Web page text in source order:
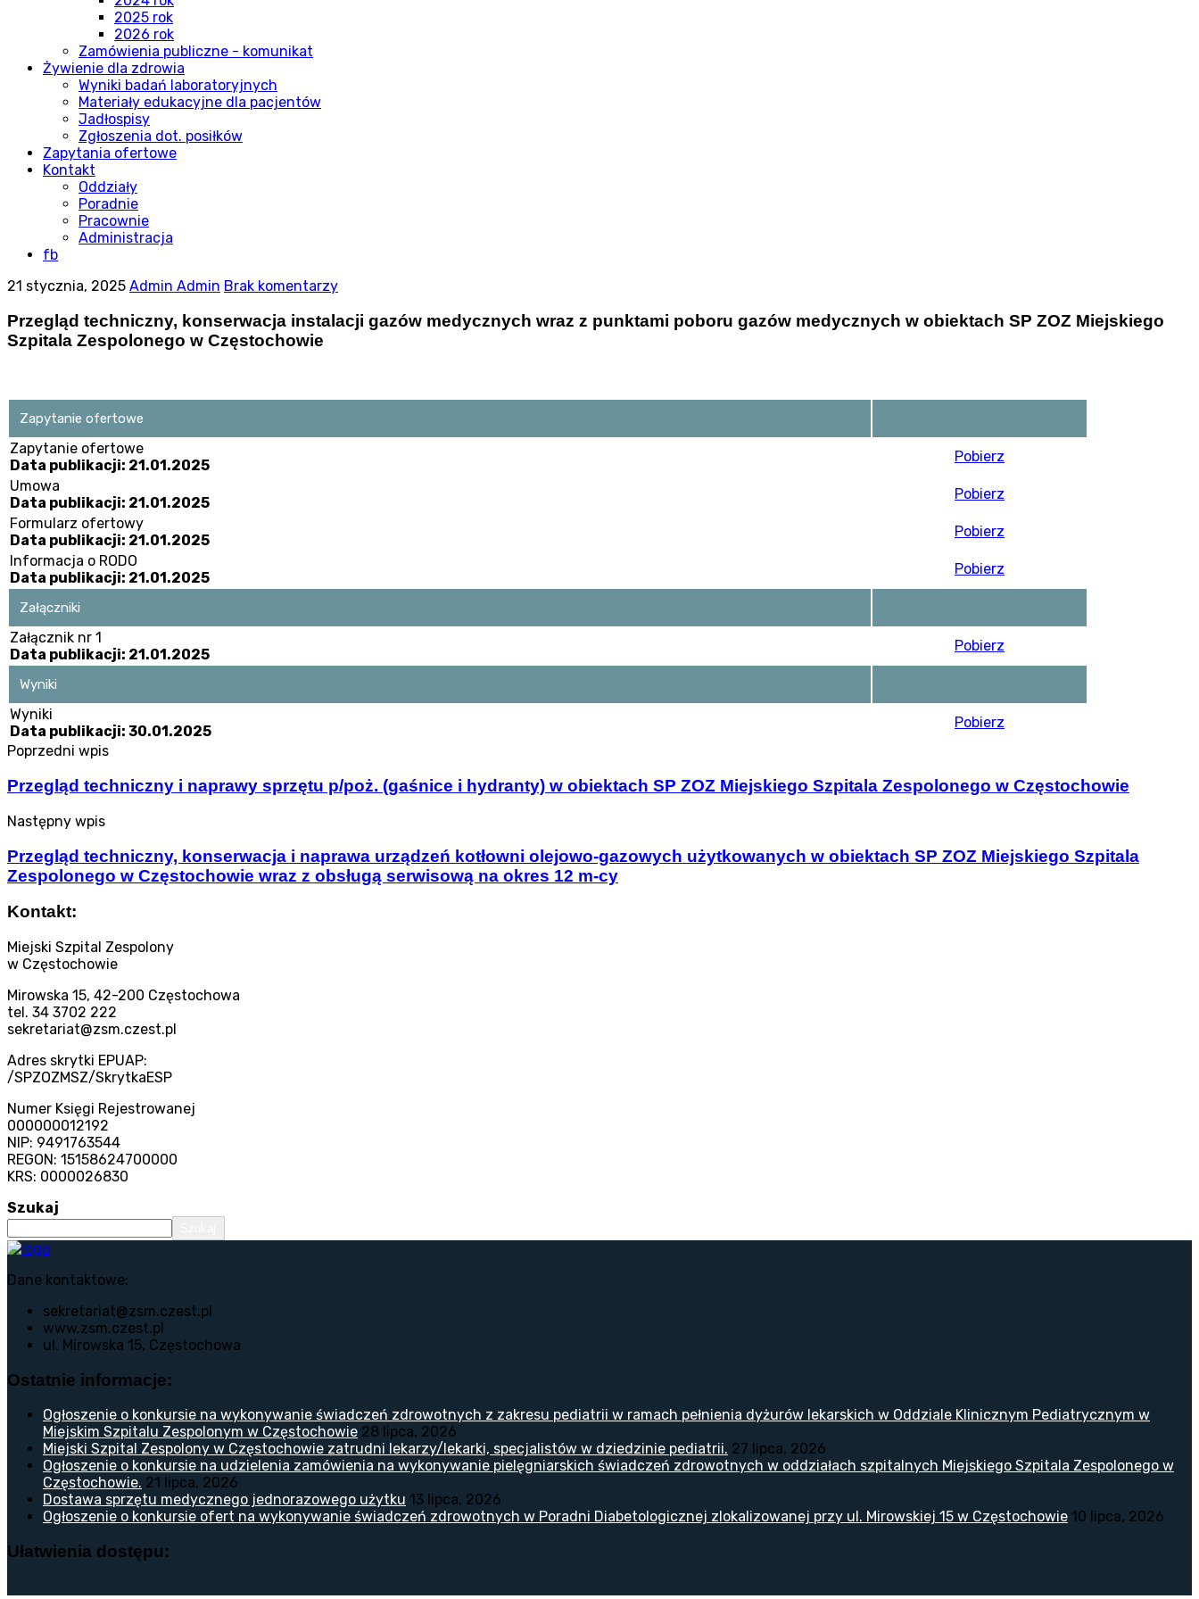
2025 rok
2026 rok
Zamówienia publiczne - komunikat
Żywienie dla zdrowia
Wyniki badań laboratoryjnych
Materiały edukacyjne dla pacjentów
Jadłospisy
Zgłoszenia dot. posiłków
Zapytania ofertowe
Kontakt
Oddziały
Poradnie
Pracownie
Administracja
fb
21 stycznia, 2025 Admin Admin Brak komentarzy
Przegląd techniczny, konserwacja instalacji gazów medycznych wraz z punktami poboru gazów medycznych w obiektach SP ZOZ Miejskiego
Szpitala Zespolonego w Częstochowie
Zapytanie ofertowe
Zapytanie ofertowe
Data publikacji: 21.01.2025
Pobierz
Umowa
Data publikacji: 21.01.2025
Pobierz
Formularz ofertowy
Data publikacji: 21.01.2025
Pobierz
Informacja o RODO
Data publikacji: 21.01.2025
Pobierz
Załączniki
Załącznik nr 1
Data publikacji: 21.01.2025
Pobierz
Wyniki
Wyniki
Data publikacji: 30.01.2025
Pobierz
Poprzedni wpis
Przegląd techniczny i naprawy sprzętu p/poż. (gaśnice i hydranty) w obiektach SP ZOZ Miejskiego Szpitala Zespolonego w Częstochowie
Następny wpis
Przegląd techniczny, konserwacja i naprawa urządzeń kotłowni olejowo-gazowych użytkowanych w obiektach SP ZOZ Miejskiego Szpitala
Zespolonego w Częstochowie wraz z obsługą serwisową na okres 12 m-cy
Kontakt:
Miejski Szpital Zespolony
w Częstochowie
Mirowska 15, 42-200 Częstochowa
tel. 34 3702 222
sekretariat@zsm.czest.pl
Adres skrytki EPUAP:
/SPZOZMSZ/SkrytkaESP
Numer Księgi Rejestrowanej
000000012192
NIP: 9491763544
REGON: 15158624700000
KRS: 0000026830
Szukaj
Dane kontaktowe:
sekretariat@zsm.czest.pl
www.zsm.czest.pl
ul. Mirowska 15, Częstochowa
Ostatnie informacje:
Ogłoszenie o konkursie na wykonywanie świadczeń zdrowotnych z zakresu pediatrii w ramach pełnienia dyżurów lekarskich w Oddziale Klinicznym Pediatrycznym w
Miejskim Szpitalu Zespolonym w Częstochowie 28 lipca, 2026
Miejski Szpital Zespolony w Częstochowie zatrudni lekarzy/lekarki, specjalistów w dziedzinie pediatrii. 27 lipca, 2026
Ogłoszenie o konkursie na udzielenia zamówienia na wykonywanie pielęgniarskich świadczeń zdrowotnych w oddziałach szpitalnych Miejskiego Szpitala Zespolonego w
Częstochowie. 21 lipca, 2026
Dostawa sprzętu medycznego jednorazowego użytku 13 lipca, 2026
Ogłoszenie o konkursie ofert na wykonywanie świadczeń zdrowotnych w Poradni Diabetologicznej zlokalizowanej przy ul. Mirowskiej 15 w Częstochowie 10 lipca, 2026
Ułatwienia dostępu: